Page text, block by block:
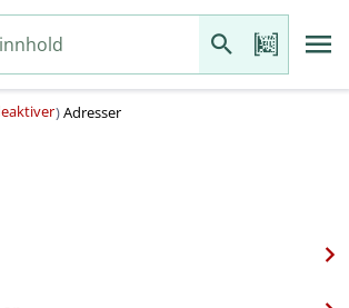
)Adresser